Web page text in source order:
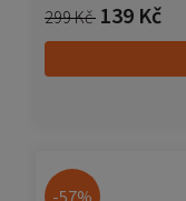
299 Kč 139 Kč